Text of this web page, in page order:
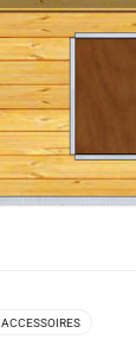
ACCESSOIRES